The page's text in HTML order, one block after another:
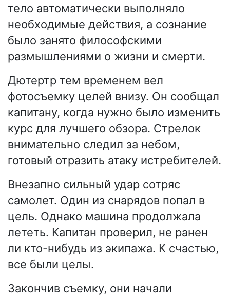
тело автоматически выполняло
необходимые действия, а сознание
было занято философскими
размышлениями о жизни и смерти.
Дютертр тем временем вел
фотосъемку целей внизу. Он сообщал
капитану, когда нужно было изменить
курс для лучшего обзора. Стрелок
внимательно следил за небом,
готовый отразить атаку истребителей.
Внезапно сильный удар сотряс
самолет. Один из снарядов попал в
цель. Однако машина продолжала
лететь. Капитан проверил, не ранен
ли кто-нибудь из экипажа. К счастью,
все были целы.
Закончив съемку, они начали